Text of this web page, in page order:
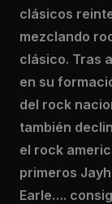
clásicos
mezclando
clásico. Tras
en su
del rock
también
el rock
primeros
Earle….